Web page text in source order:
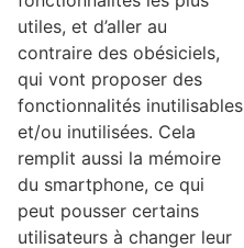
utiles, et d’aller au
contraire des obésiciels,
qui vont proposer des
fonctionnalités inutilisables
et/ou inutilisées. Cela
remplit aussi la mémoire
du smartphone, ce qui
peut pousser certains
utilisateurs à changer leur